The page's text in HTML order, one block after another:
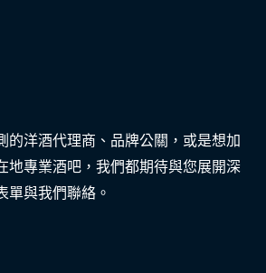
的洋酒代理商、品牌公關，或是想加
地專業酒吧，我們都期待與您展開深
單與我們聯絡。